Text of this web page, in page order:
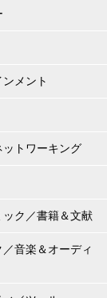
メント
ットワーキング
ック／書籍＆文献
／音楽＆オーディ